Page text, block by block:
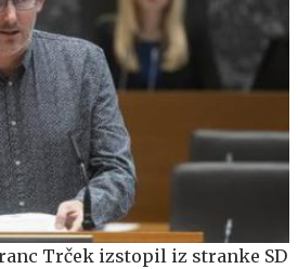
Trček izstopil iz stranke SD